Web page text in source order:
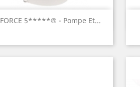
FORCE 5*****® - Pompe Et...
Aperçu rapide